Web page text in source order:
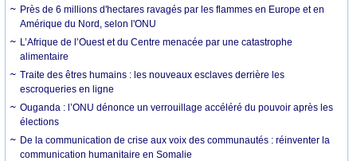
Près de 6 millions d'hectares ravagés par les flammes en Europe et en
Amérique du Nord, selon l'ONU
L’Afrique de l’Ouest et du Centre menacée par une catastrophe
alimentaire
Traite des êtres humains : les nouveaux esclaves derrière les
escroqueries en ligne
Ouganda : l’ONU dénonce un verrouillage accéléré du pouvoir après les
élections
De la communication de crise aux voix des communautés : réinventer la
communication humanitaire en Somalie